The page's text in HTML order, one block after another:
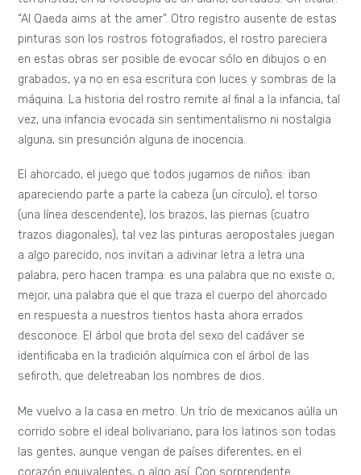
“Al Qaeda aims at the amer”. Otro registro ausente de estas
pinturas son los rostros fotografiados, el rostro pareciera
en estas obras ser posible de evocar sólo en dibujos o en
grabados, ya no en esa escritura con luces y sombras de la
máquina. La historia del rostro remite al final a la infancia, tal
vez, una infancia evocada sin sentimentalismo ni nostalgia
alguna, sin presunción alguna de inocencia.
El ahorcado, el juego que todos jugamos de niños: iban
apareciendo parte a parte la cabeza (un círculo), el torso
(una línea descendente), los brazos, las piernas (cuatro
trazos diagonales), tal vez las pinturas aeropostales juegan
a algo parecido, nos invitan a adivinar letra a letra una
palabra, pero hacen trampa: es una palabra que no existe o,
mejor, una palabra que el que traza el cuerpo del ahorcado
en respuesta a nuestros tientos hasta ahora errados
desconoce. El árbol que brota del sexo del cadáver se
identificaba en la tradición alquímica con el árbol de las
sefiroth, que deletreaban los nombres de dios.
Me vuelvo a la casa en metro. Un trío de mexicanos aúlla un
corrido sobre el ideal bolivariano, para los latinos son todas
las gentes, aunque vengan de países diferentes, en el
corazón equivalentes, o algo así. Con sorprendente